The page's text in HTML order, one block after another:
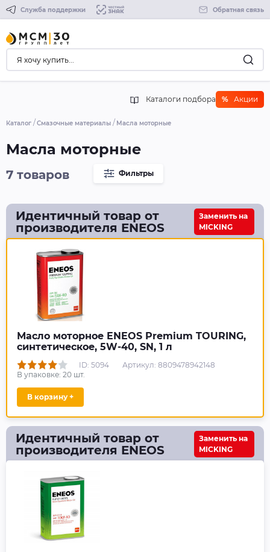
Служба поддержки Обратная связь
Каталоги подбора % Акции
Каталог Смазочные материалы Масла моторные
Масла моторные
7 товаров Фильтры
Идентичный товар от
производителя ENEOS
Заменить на
MICKING
Масло моторное ENEOS Premium TOURING,
синтетическое, 5W-40, SN, 1 л
ID: 5094
Артикул: 8809478942148
В упаковке: 20 шт.
В корзину +
Идентичный товар от
производителя ENEOS
Заменить на
MICKING